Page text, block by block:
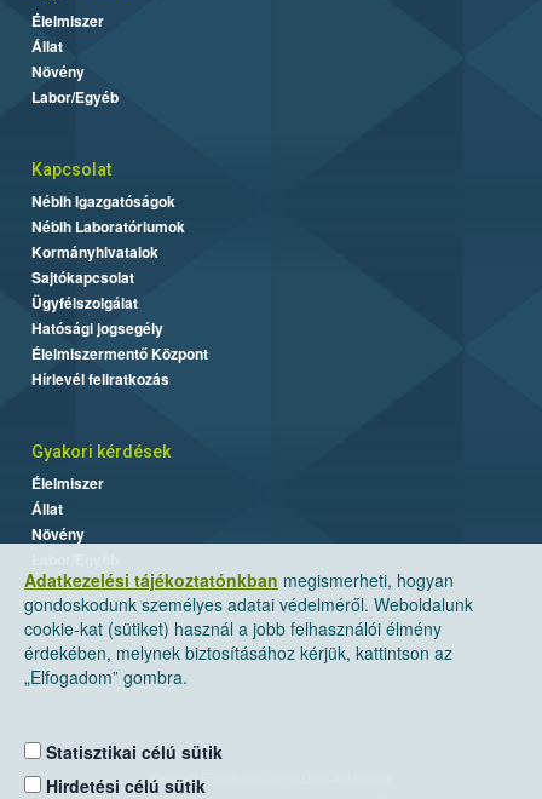
Adatkezelési tájékoztatónkban megismerheti, hogyan
gondoskodunk személyes adatai védelméről. Weboldalunk
cookie-kat (sütiket) használ a jobb felhasználói élmény
érdekében, melynek biztosításához kérjük, kattintson az
„Elfogadom” gombra.
Statisztikai célú sütik
Hirdetési célú sütik
Élelmiszer
Állat
Növény
Labor/Egyéb
Kapcsolat
Nébih Igazgatóságok
Nébih Laboratóriumok
Kormányhivatalok
Sajtókapcsolat
Ügyfélszolgálat
Hatósági jogsegély
Élelmiszermentő Központ
Hírlevél feliratkozás
Gyakori kérdések
Élelmiszer
Állat
Növény
Nemzeti Élelmiszerlánc-biztonsági Hivatal